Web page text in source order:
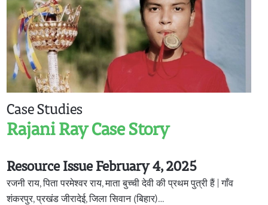
Case Studies
Rajani Ray Case Story
Resource Issue February 4, 2025
रजनी राय, पिता परमेश्वर राय, माता बुच्ची देवी की प्रथम पुत्री हैं | गाँव
शंकरपुर, प्रखंड जीरादेई, जिला सिवान (बिहार)…